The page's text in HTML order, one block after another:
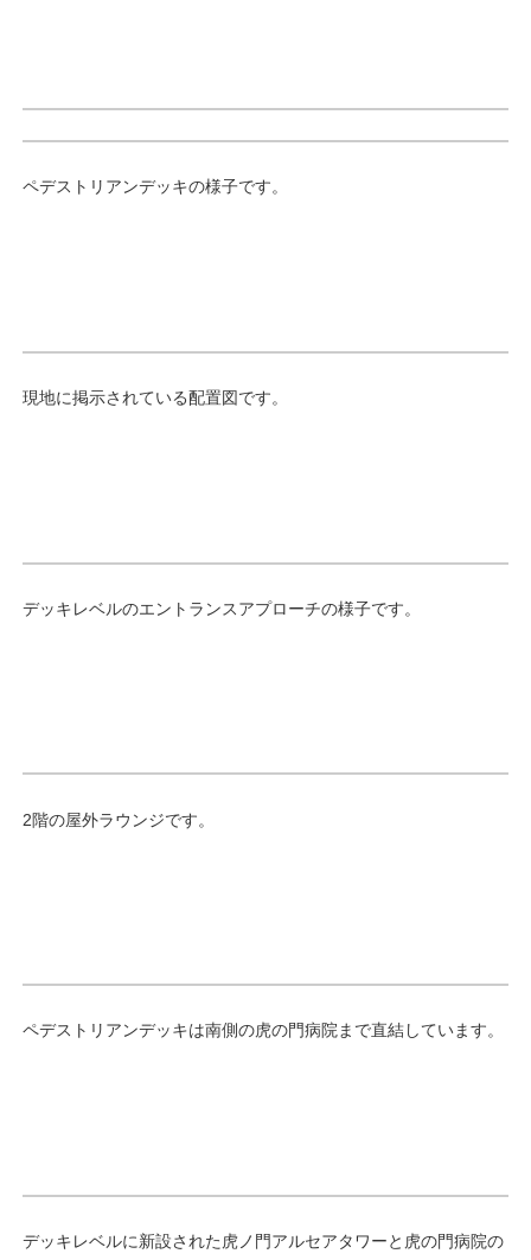
ペデストリアンデッキの様子です。
現地に掲示されている配置図です。
デッキレベルのエントランスアプローチの様子です。
2階の屋外ラウンジです。
ペデストリアンデッキは南側の虎の門病院まで直結しています。
デッキレベルに新設された虎ノ門アルセアタワーと虎の門病院の